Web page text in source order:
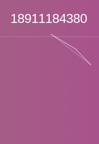
18911184380